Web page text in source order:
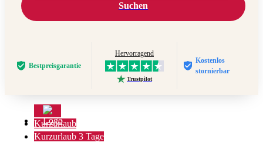
Suchen
Bestpreis­garantie
Hervorragend
Trustpilot
Kostenlos
stornierbar
Kurzurlaub
Kurzurlaub 3 Tage